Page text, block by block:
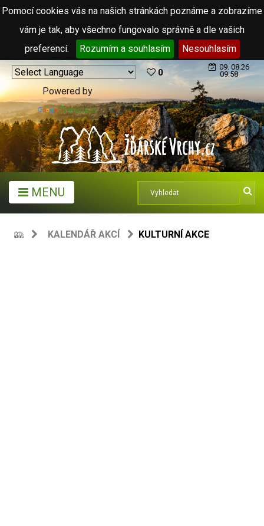
Pomocí cookies vás na našich stránkách poznáme a zobrazíme
vám je tak, aby všechno fungovalo správně a dle vašich
preferencí.
Rozumím a souhlasím Nesouhlasím
Powered by
Translate
0
09. 08.26
09:58
MENU
KALENDÁŘ AKCÍ KULTURNÍ AKCE